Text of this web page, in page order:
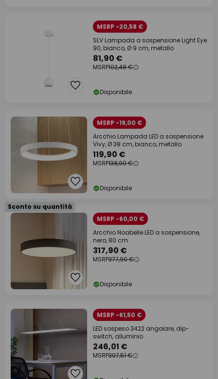
MSRP -20,58 €
SLV Lampada a sospensione Light Eye
90, bianco, Ø 9 cm, metallo
81,90 €
MSRP102,48 €
Disponibile
MSRP -19,00 €
Arcchio Lampada LED a sospensione
Vivy, Ø 38 cm, bianco, metallo
119,90 €
MSRP138,90 €
Disponibile
Sconto su quantità
MSRP -60,00 €
Arcchio Noabelle LED a sospensione,
nero, 80 cm
317,90 €
MSRP377,90 €
Disponibile
MSRP -61,50 €
LED sospeso 3422 angolare, dip-
switch, alluminio
246,01 €
MSRP307,51 €